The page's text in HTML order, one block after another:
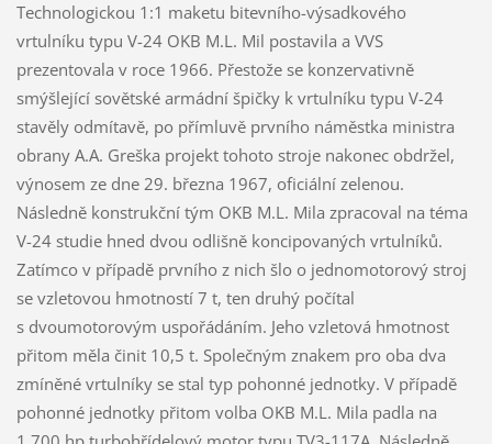
Technologickou 1:1 maketu bitevního-výsadkového
vrtulníku typu V-24 OKB M.L. Mil postavila a VVS
prezentovala v roce 1966. Přestože se konzervativně
smýšlející sovětské armádní špičky k vrtulníku typu V-24
stavěly odmítavě, po přímluvě prvního náměstka ministra
obrany A.A. Greška projekt tohoto stroje nakonec obdržel,
výnosem ze dne 29. března 1967, oficiální zelenou.
Následně konstrukční tým OKB M.L. Mila zpracoval na téma
V-24 studie hned dvou odlišně koncipovaných vrtulníků.
Zatímco v případě prvního z nich šlo o jednomotorový stroj
se vzletovou hmotností 7 t, ten druhý počítal
s dvoumotorovým uspořádáním. Jeho vzletová hmotnost
přitom měla činit 10,5 t. Společným znakem pro oba dva
zmíněné vrtulníky se stal typ pohonné jednotky. V případě
pohonné jednotky přitom volba OKB M.L. Mila padla na